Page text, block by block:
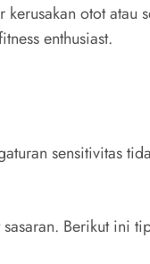
otot atau
enthusiast.
sensitivitas
Berikut ini